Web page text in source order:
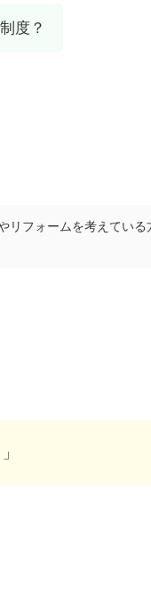
度？
リフォームを考えている